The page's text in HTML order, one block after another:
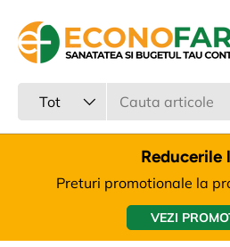
Sari la continut
Tot
Reducerile
Preturi promotionale la
VEZI